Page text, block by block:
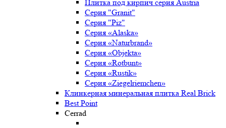
Плитка под кирпич серия Austria
Серия "Granit"
Серия "Piz"
Серия «Alaska»
Серия «Naturbrand»
Серия «Objekta»
Серия «Rotbunt»
Серия «Rustik»
Серия «Ziegelriemchen»
Клинкерная минеральная плитка Real Brick
Best Point
Cerrad